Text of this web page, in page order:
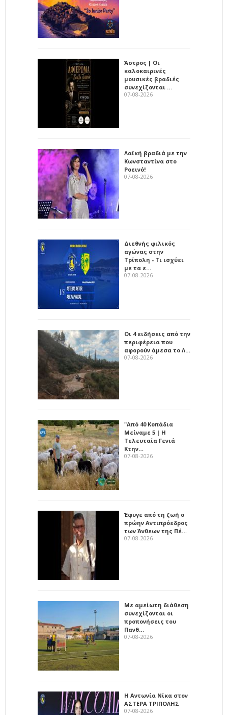
Άστρος | Οι
καλοκαιρινές
μουσικές βραδιές
συνεχίζονται …
07-08-2026
Λαϊκή βραδιά με την
Κωνσταντίνα στο
Ροεινό!
07-08-2026
Διεθνής φιλικός
αγώνας στην
Τρίπολη - Τι ισχύει
με τα ε…
07-08-2026
Οι 4 ειδήσεις από την
περιφέρεια που
αφορούν άμεσα το Λ…
07-08-2026
"Από 40 Κοπάδια
Μείναμε 5 | Η
Τελευταία Γενιά
Κτην…
07-08-2026
Έφυγε από τη ζωή ο
πρώην Αντιπρόεδρος
των Άνθεων της Πέ…
07-08-2026
Με αμείωτη διάθεση
συνεχίζονται οι
προπονήσεις του
Πανθ…
07-08-2026
Η Αντωνία Νίκα στον
ΑΣΤΕΡΑ ΤΡΙΠΟΛΗΣ
07-08-2026